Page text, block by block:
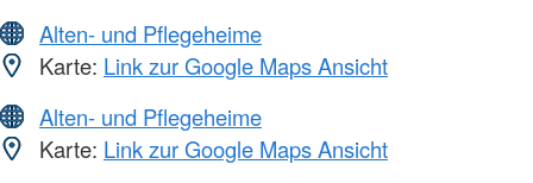
Alten- und Pflegeheime
Karte: Link zur Google Maps Ansicht
Alten- und Pflegeheime
Karte: Link zur Google Maps Ansicht